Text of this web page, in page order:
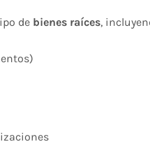
de bienes raíces,